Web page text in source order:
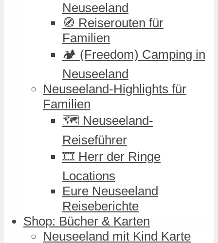
Neuseeland
🧭 Reiserouten für
Familien
🏕️ (Freedom) Camping in
Neuseeland
Neuseeland-Highlights für
Familien
🗺️ Neuseeland-
Reiseführer
🎞️ Herr der Ringe
Locations
Eure Neuseeland
Reiseberichte
Shop: Bücher & Karten
Neuseeland mit Kind Karte